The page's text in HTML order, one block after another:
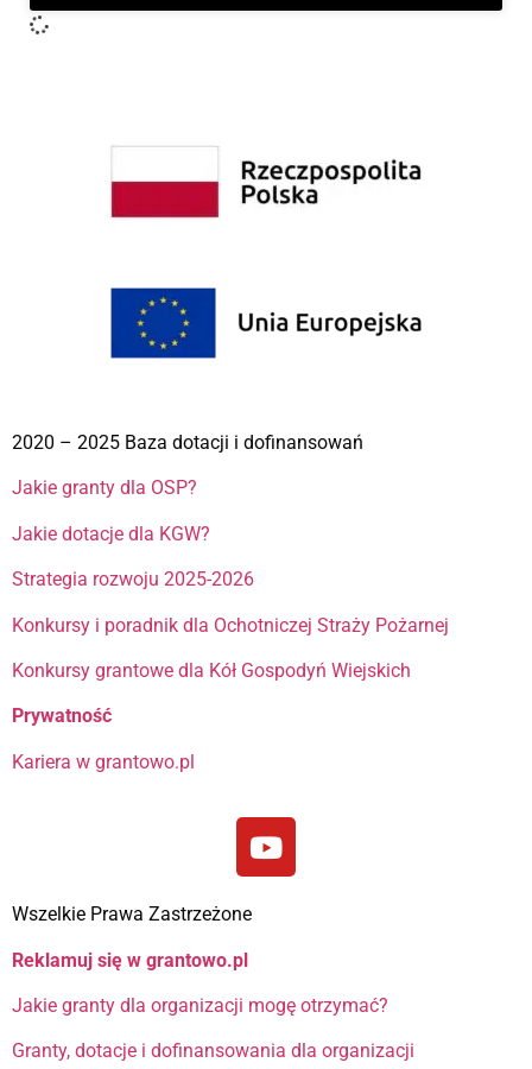
2020 – 2025 Baza dotacji i dofinansowań
Jakie granty dla OSP?
Jakie dotacje dla KGW?
Strategia rozwoju 2025-2026
Konkursy i poradnik dla Ochotniczej Straży Pożarnej
Konkursy grantowe dla Kół Gospodyń Wiejskich
Prywatność
Kariera w grantowo.pl
Wszelkie Prawa Zastrzeżone
Reklamuj się w grantowo.pl
Jakie granty dla organizacji mogę otrzymać?
Granty, dotacje i dofinansowania dla organizacji